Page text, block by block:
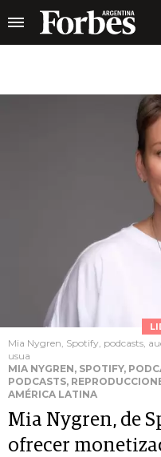
Mia Nygren, Spotify, podcasts,
usua
MIA NYGREN, SPOTIFY,
PODCASTS,
AMÉRICA LATINA
Mia Nygren, de
ofrecer